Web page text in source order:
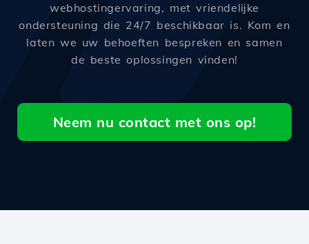
webhostingervaring, met vriendelijke
ondersteuning die 24/7 beschikbaar is. Kom en
laten we uw behoeften bespreken en samen
de beste oplossingen vinden!
Neem nu contact met ons op!